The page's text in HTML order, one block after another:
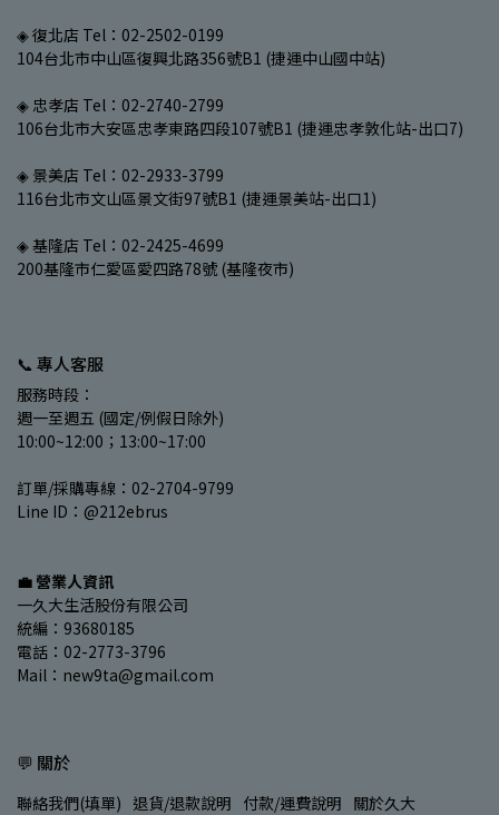
◈ 復北店 Tel：02-2502-0199
104台北市中山區復興北路356號B1 (捷運中山國中站)
◈ 忠孝店 Tel：02-2740-2799
106台北市大安區忠孝東路四段107號B1 (捷運忠孝敦化站-出口7)
◈ 景美店 Tel：02-2933-3799
116台北市文山區景文街97號B1 (捷運景美站-出口1)
◈ 基隆店 Tel：02-2425-4699
200基隆市仁愛區愛四路78號 (基隆夜市)
📞 專人客服
服務時段：
週一至週五 (國定/例假日除外)
10:00~12:00；13:00~17:00
訂單/採購專線：02-2704-9799
Line ID：@212ebrus
💼 營業人資訊
一久大生活股份有限公司
統編：93680185
電話：02-2773-3796
Mail：new9ta@gmail.com
💬 關於
聯絡我們(填單) 退貨/退款說明 付款/運費說明 關於久大